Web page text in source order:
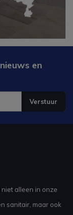
en
Verstuur
alleen in onze
sanitair, maar ook